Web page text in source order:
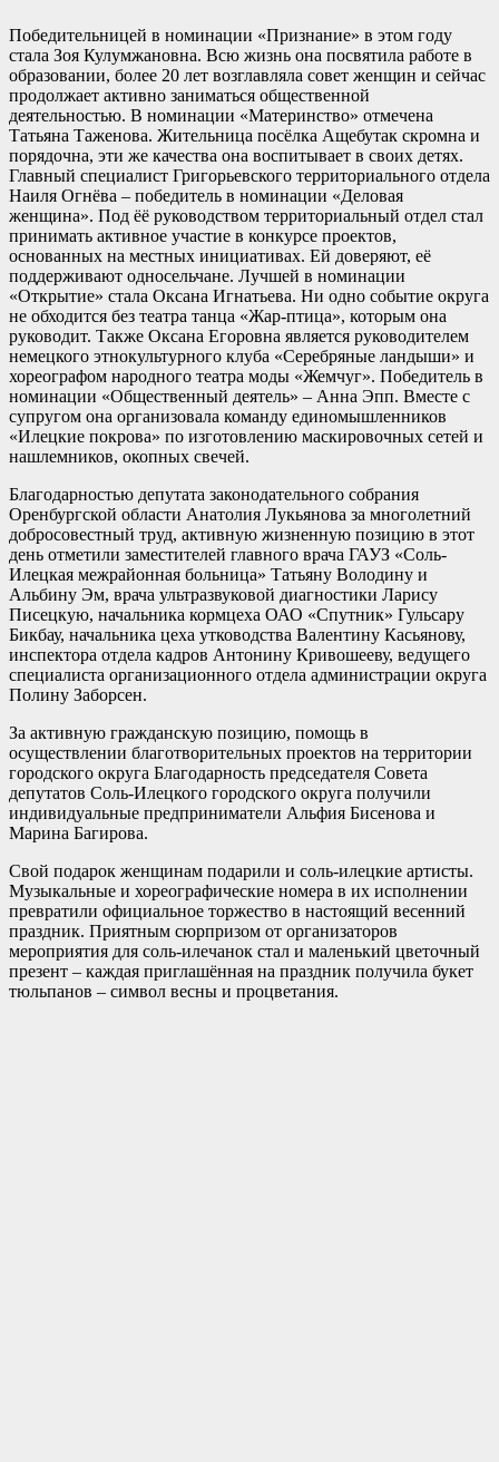
Победительницей в номинации «Признание» в этом году
стала Зоя Кулумжановна. Всю жизнь она посвятила работе в
образовании, более 20 лет возглавляла совет женщин и сейчас
продолжает активно заниматься общественной
деятельностью. В номинации «Материнство» отмечена
Татьяна Таженова. Жительница посёлка Ащебутак скромна и
порядочна, эти же качества она воспитывает в своих детях.
Главный специалист Григорьевского территориального отдела
Наиля Огнёва – победитель в номинации «Деловая
женщина». Под ёё руководством территориальный отдел стал
принимать активное участие в конкурсе проектов,
основанных на местных инициативах. Ей доверяют, её
поддерживают односельчане. Лучшей в номинации
«Открытие» стала Оксана Игнатьева. Ни одно событие округа
не обходится без театра танца «Жар-птица», которым она
руководит. Также Оксана Егоровна является руководителем
немецкого этнокультурного клуба «Серебряные ландыши» и
хореографом народного театра моды «Жемчуг». Победитель в
номинации «Общественный деятель» – Анна Эпп. Вместе с
супругом она организовала команду единомышленников
«Илецкие покрова» по изготовлению маскировочных сетей и
нашлемников, окопных свечей.
Благодарностью депутата законодательного собрания
Оренбургской области Анатолия Лукьянова за многолетний
добросовестный труд, активную жизненную позицию в этот
день отметили заместителей главного врача ГАУЗ «Соль-
Илецкая межрайонная больница» Татьяну Володину и
Альбину Эм, врача ультразвуковой диагностики Ларису
Писецкую, начальника кормцеха ОАО «Спутник» Гульсару
Бикбау, начальника цеха утководства Валентину Касьянову,
инспектора отдела кадров Антонину Кривошееву, ведущего
специалиста организационного отдела администрации округа
Полину Заборсен.
За активную гражданскую позицию, помощь в
осуществлении благотворительных проектов на территории
городского округа Благодарность председателя Совета
депутатов Соль-Илецкого городского округа получили
индивидуальные предприниматели Альфия Бисенова и
Марина Багирова.
Свой подарок женщинам подарили и соль-илецкие артисты.
Музыкальные и хореографические номера в их исполнении
превратили официальное торжество в настоящий весенний
праздник. Приятным сюрпризом от организаторов
мероприятия для соль-илечанок стал и маленький цветочный
презент – каждая приглашённая на праздник получила букет
тюльпанов – символ весны и процветания.